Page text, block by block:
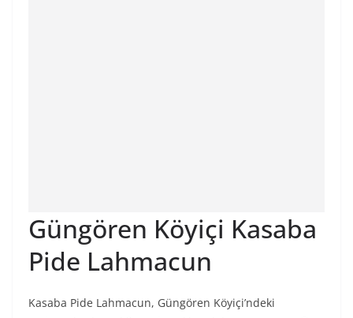
Güngören Köyiçi Kasaba
Pide Lahmacun
Kasaba Pide Lahmacun, Güngören Köyiçi’ndeki